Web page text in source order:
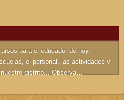
para el educador de hoy.
el personal, las actividades y
distrito... Observa…